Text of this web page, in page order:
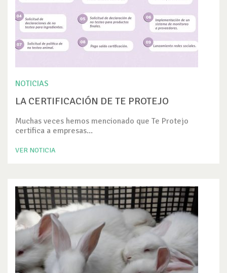
NOTICIAS
LA CERTIFICACIÓN DE TE PROTEJO
Muchas veces hemos mencionado que Te Protejo
certifica a empresas...
VER NOTICIA